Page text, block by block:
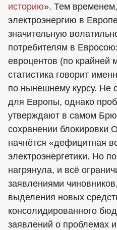
историю». Тем
электроэнергию в
значительную
потребителям в
евроцентов (по крайней
статистика говорит
по нынешнему курсу. Не
для Европы, однако
утверждают в самом
сохранении блокировки
начнётся «дефицитная
электроэнергетики. Но
нагрянула, и всё
заявлениями
выделения новых
консолидированного
заявлений о проблемах